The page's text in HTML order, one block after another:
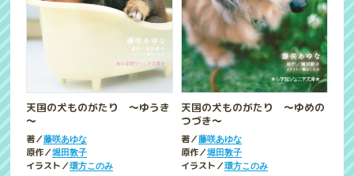
天国の犬ものがたり ～ゆうき
～
著／藤咲あゆな
原作／堀田敦子
イラスト／環方このみ
天国の犬ものがたり ～ゆめの
つづき～
著／藤咲あゆな
原作／堀田敦子
イラスト／環方このみ